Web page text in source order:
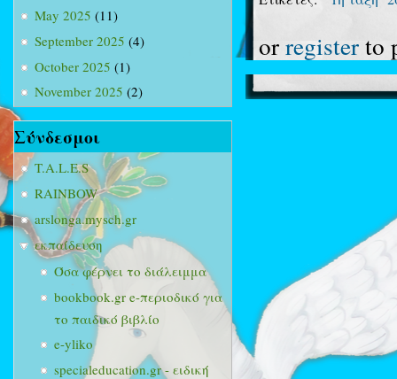
May 2025 (11)
September 2025 (4)
October 2025 (1)
November 2025 (2)
Σύνδεσμοι
T.A.L.E.S
RAINBOW
arslonga.mysch.gr
εκπαίδευση
Όσα φέρνει το διάλειμμα
bookbook.gr e-περιοδικό για
το παιδικό βιβλίο
e-yliko
specialeducation.gr - ειδική
orregisterto